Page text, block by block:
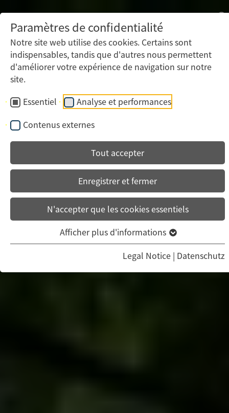
Paramètres de confidentialité
Notre site web utilise des cookies. Certains sont
indispensables, tandis que d'autres nous permettent
d'améliorer votre expérience de navigation sur notre
site.
Essentiel
Analyse et performances
Contenus externes
Tout accepter
Enregistrer et fermer
N'accepter que les cookies essentiels
Afficher plus d'informations
Legal Notice | Datenschutz